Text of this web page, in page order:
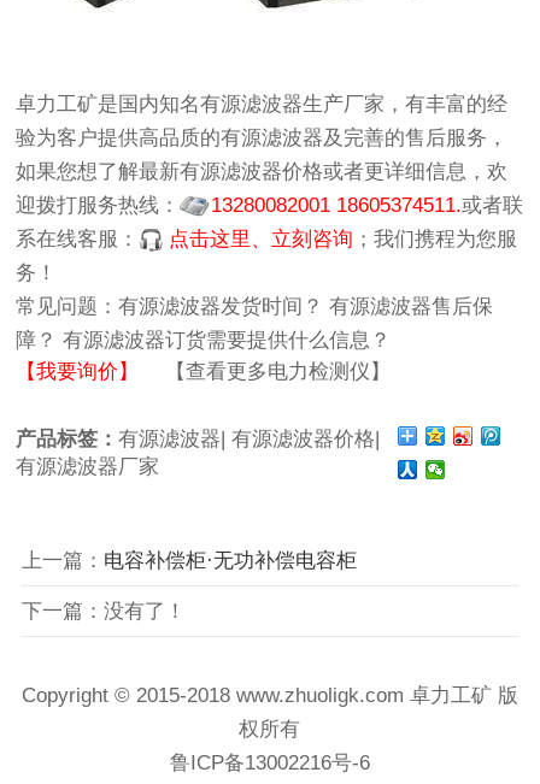
卓力工矿是国内知名有源滤波器生产厂家 ，有丰富的经
验为客户提供高品质的有源滤波器及完善的售后服务，
如果您想了解最新有源滤波器价格或者更详细信息，欢
迎拨打服务热线：
13280082001 18605374511.或者联
系在线客服：
点击这里、立刻咨询 ；我们携程为您服
务！
常见问题：有源滤波器发货时间？ 有源滤波器售后保
障？ 有源滤波器订货需要提供什么信息？
【我要询价】
【查看更多电力检测仪】
产品标签：有源滤波器|有源滤波器价格|
有源滤波器厂家
上一篇： 电容补偿柜·无功补偿电容柜
下一篇：没有了！
Copyright © 2015-2018 www.zhuoligk.com 卓力工矿版
权所有
鲁ICP备13002216号-6